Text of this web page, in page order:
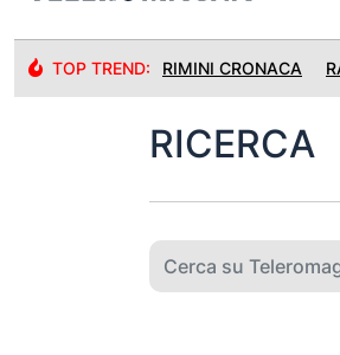
TOP TREND: RIMINI CRONACA
RICERCA